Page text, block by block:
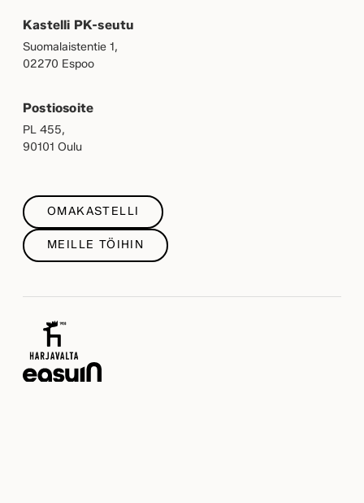
Kastelli PK-seutu
Suomalaistentie 1,
02270 Espoo
Postiosoite
PL 455,
90101 Oulu
OMAKASTELLI
MEILLE TÖIHIN